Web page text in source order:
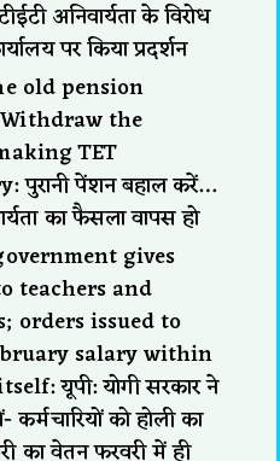
अनिवार्यता के विरोध
पर किया प्रदर्शन
old pension
the
TET
पुरानी पेंशन बहाल करें…
का फैसला वापस हो
gives
teachers and
orders issued to
salary within
यूपी: योगी सरकार ने
कर्मचारियों को होली का
का वेतन फरवरी में ही